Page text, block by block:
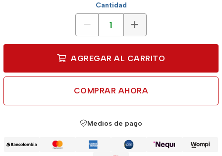
Cantidad
AGREGAR AL CARRITO
COMPRAR AHORA
Medios de pago